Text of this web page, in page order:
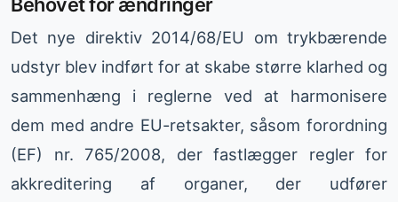
Det nye direktiv 2014/68/EU om trykbærende
udstyr blev indført for at skabe større klarhed og
sammenhæng i reglerne ved at harmonisere
dem med andre EU-retsakter, såsom forordning
(EF) nr. 765/2008, der fastlægger regler for
akkreditering af organer, der udfører